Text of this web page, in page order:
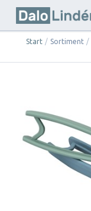
Start / Sortiment /